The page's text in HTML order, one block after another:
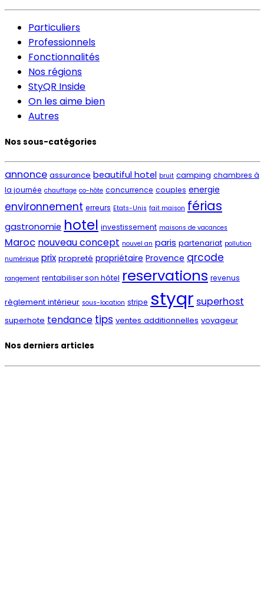
Particuliers
Professionnels
Fonctionnalités
Nos régions
StyQR Inside
On les aime bien
Autres
Nos sous-catégories
annonce assurance beautiful hotel bruit camping chambres à
la journée chauffage co-hôte concurrence couples energie
environnement erreurs Etats-Unis fait maison férias
gastronomie hotel investissement maisons de vacances
Maroc nouveau concept nouvel an paris partenariat pollution
numérique prix propreté propriétaire Provence qrcode
rangement rentabiliser son hôtel reservations revenus
règlement intérieur sous-location stripe styqr superhost
superhote tendance tips ventes additionnelles voyageur
Nos derniers articles